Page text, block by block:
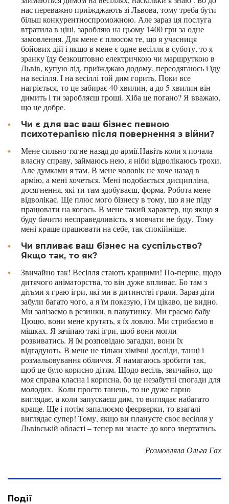
нас переважно приїжджають зі Львова, тому треба бути
більш конкурентноспроможною. Але зараз ця послуга
втратила в ціні, заробляю на цьому 1400 грн за одне
замовлення. Для мене є плюсом те, що я учасниця
бойових дій і якщо в мене є одне весілля в суботу, то я
зранку їду безкоштовно електричкою чи маршруткою в
Львів, купую лід, приїжджаю додому, переодягаюсь і їду
на весілля. І на весіллі той дим горить. Поки все
нагріється, то це забирає 40 хвилин, а до 5 хвилин він
димить і ти заробляєш гроші. Хіба це погано? Я вважаю,
що це добре.
Чи є для вас ваш бізнес певною
психотерапією після повернення з війни?
Мене сильно тягне назад до армії.Навіть коли я почала
власну справу, займаюсь нею, я ніби відволікаюсь трохи.
Але думками я там. В мене чоловік не хоче назад в
армію, а мені хочеться. Мені подобається дисципліна,
досягнення, які ти там здобуваєш, форма. Робота мене
відволікає. Ще плюс мого бізнесу в тому, що я не піду
працювати на когось. В мене такий характер, що якщо я
буду бачити несправедливість, я мовчати не буду. Тому
мені краще працювати на себе, так спокійніше.
Чи впливає ваш бізнес на суспільство?
Якщо так, то як?
Звичайно так! Весілля стають кращими! По-перше, щодо
дитячого аніматорства, то він дуже впливає. Бо там з
дітьми я граю ігри, які ми в дитинстві грали. Зараз діти
забули багато чого, а я їм показую, і їм цікаво, це видно.
Ми залізаємо в резинки, в павутинку. Ми граємо бабу
Цюцю, вони мене крутять, я їх ловлю. Ми стрибаємо в
мішках. Я зачіпаю такі ігри, щоб вони могли
розвиватись. Я їм розповідаю загадки, вони їх
відгадують. В мене не тільки хімічні досліди, танці і
розмальовування обличчя. Я намагаюсь зробити так,
щоб це було корисно дітям. Щодо весіль, звичайно, що
моя справа класна і корисна, бо це незабутні спогади для
молодих. Коли просто танець, то не дуже гарно
виглядає, а коли запускаєш дим, то виглядає набагато
краще. Ще і потім запалюємо феєрверки, то взагалі
виглядає супер! Тому, якщо ви плануєте своє весілля у
Львівській області – тепер ви знаєте до кого звертатись.
Розмовляла Ольга Гах
Події